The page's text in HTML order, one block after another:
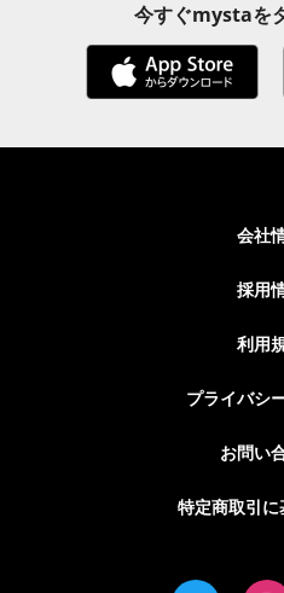
今すぐmystaを
会社
採用
利用
プライバシ
お問い
特定商取引